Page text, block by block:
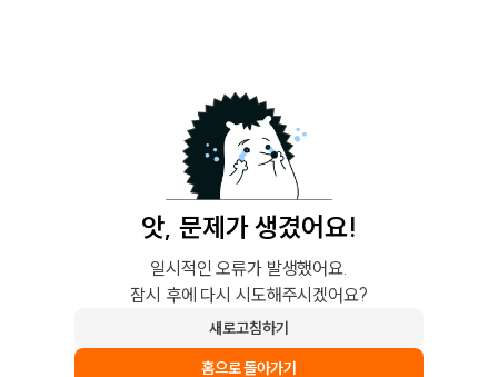
앗, 문제가 생겼어요!
일시적인 오류가 발생했어요.
잠시 후에 다시 시도해주시겠어요?
새로고침하기
홈으로 돌아가기